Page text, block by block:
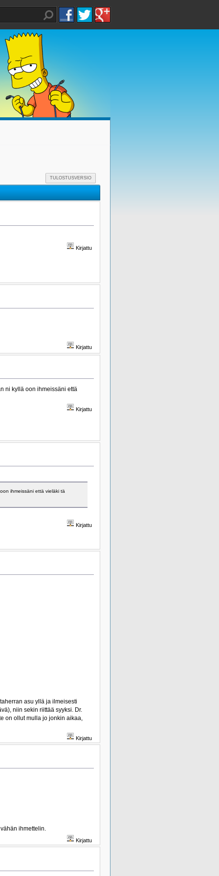
TULOSTUSVERSIO
Kirjattu
Kirjattu
ni kyllä oon ihmeissäni että
Kirjattu
ihmeissäni että vieläki tä
Kirjattu
asu yllä ja ilmeisesti
niin sekin riittää syyksi. Dr.
on ollut mulla jo jonkin aikaa,
Kirjattu
ihmettelin.
Kirjattu